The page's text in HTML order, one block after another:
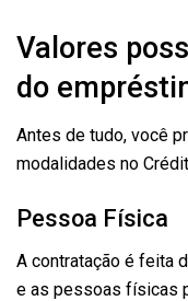
Valores
do
Antes de tudo, você
modalidades no
Pessoa Física
A contratação é feita
e as pessoas físicas